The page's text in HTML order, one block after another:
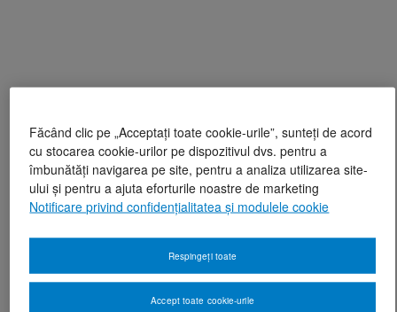
Făcând clic pe „Acceptați toate cookie-urile”, sunteți de acord
cu stocarea cookie-urilor pe dispozitivul dvs. pentru a
îmbunătăți navigarea pe site, pentru a analiza utilizarea site-
ului și pentru a ajuta eforturile noastre de marketing
Notificare privind confidențialitatea și modulele cookie
Respingeți toate
Accept toate cookie-urile